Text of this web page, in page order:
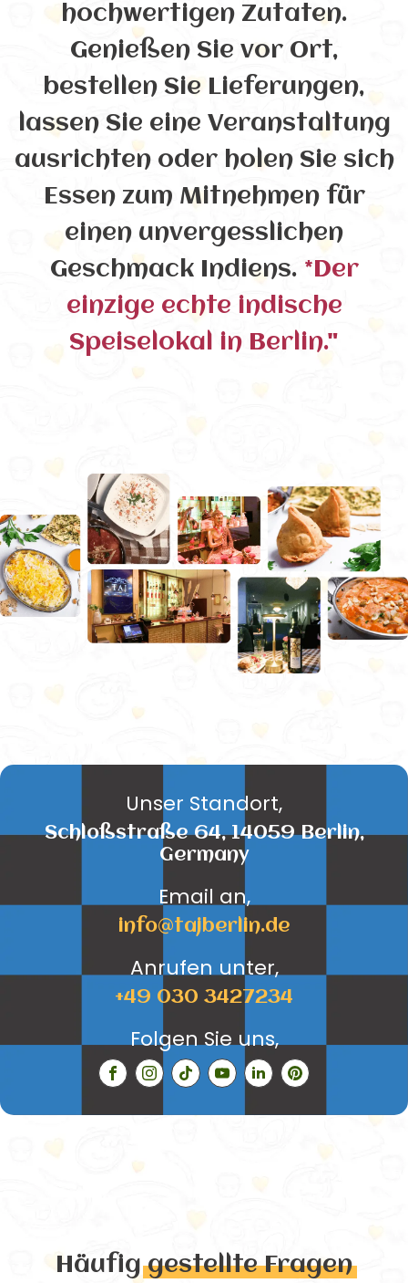
hochwertigen Zutaten.
Genießen Sie vor Ort,
bestellen Sie Lieferungen,
lassen Sie eine Veranstaltung
ausrichten oder holen Sie sich
Essen zum Mitnehmen für
einen unvergesslichen
Geschmack Indiens. *Der
einzige echte indische
Speiselokal in Berlin."
Unser Standort,
Schloßstraße 64, 14059 Berlin,
Germany
Email an,
info@tajberlin.de
Anrufen unter,
+49 030 3427234
Folgen Sie uns,
Häufiggestellte Fragen